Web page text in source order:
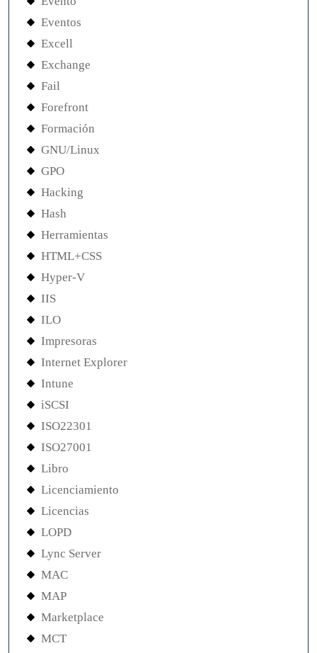
Eventos
Excell
Exchange
Fail
Forefront
Formación
GNU/Linux
GPO
Hacking
Hash
Herramientas
HTML+CSS
Hyper-V
IIS
ILO
Impresoras
Internet Explorer
Intune
iSCSI
ISO22301
ISO27001
Libro
Licenciamiento
Licencias
LOPD
Lync Server
MAC
MAP
Marketplace
MCT